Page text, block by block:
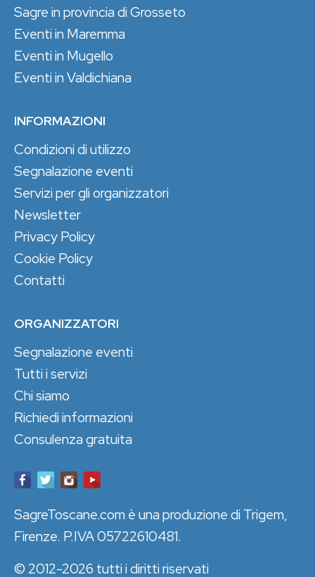
Sagre in provincia di Grosseto
Eventi in Maremma
Eventi in Mugello
Eventi in Valdichiana
INFORMAZIONI
Condizioni di utilizzo
Segnalazione eventi
Servizi per gli organizzatori
Newsletter
Privacy Policy
Cookie Policy
Contatti
ORGANIZZATORI
Segnalazione eventi
Tutti i servizi
Chi siamo
Richiedi informazioni
Consulenza gratuita
SagreToscane.com è una produzione di Trigem,
Firenze. P.IVA 05722610481.
© 2012-2026 tutti i diritti riservati